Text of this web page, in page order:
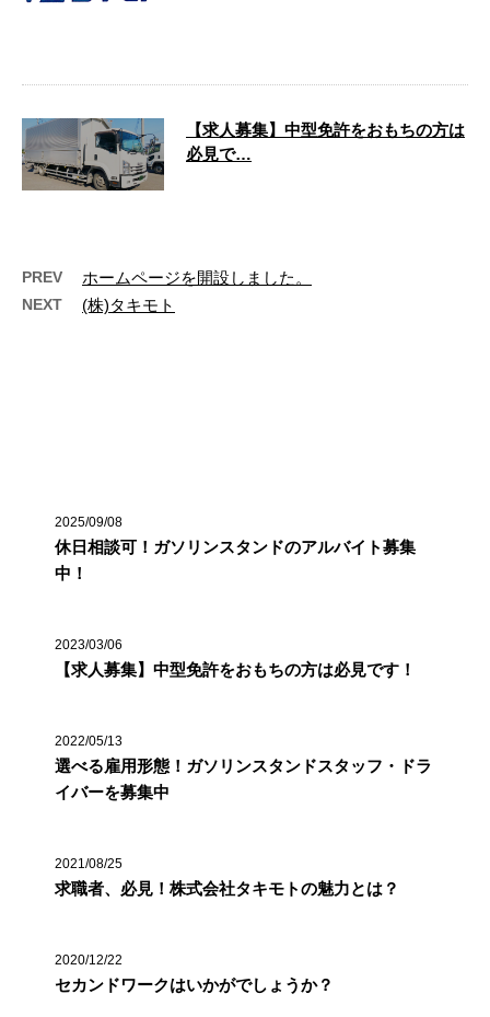
【求人募集】中型免許をおもちの方は
必見で…
PREV ホームページを開設しました。
NEXT (株)タキモト
2025/09/08
休日相談可！ガソリンスタンドのアルバイト募集
中！
2023/03/06
【求人募集】中型免許をおもちの方は必見です！
2022/05/13
選べる雇用形態！ガソリンスタンドスタッフ・ドラ
イバーを募集中
2021/08/25
求職者、必見！株式会社タキモトの魅力とは？
2020/12/22
セカンドワークはいかがでしょうか？